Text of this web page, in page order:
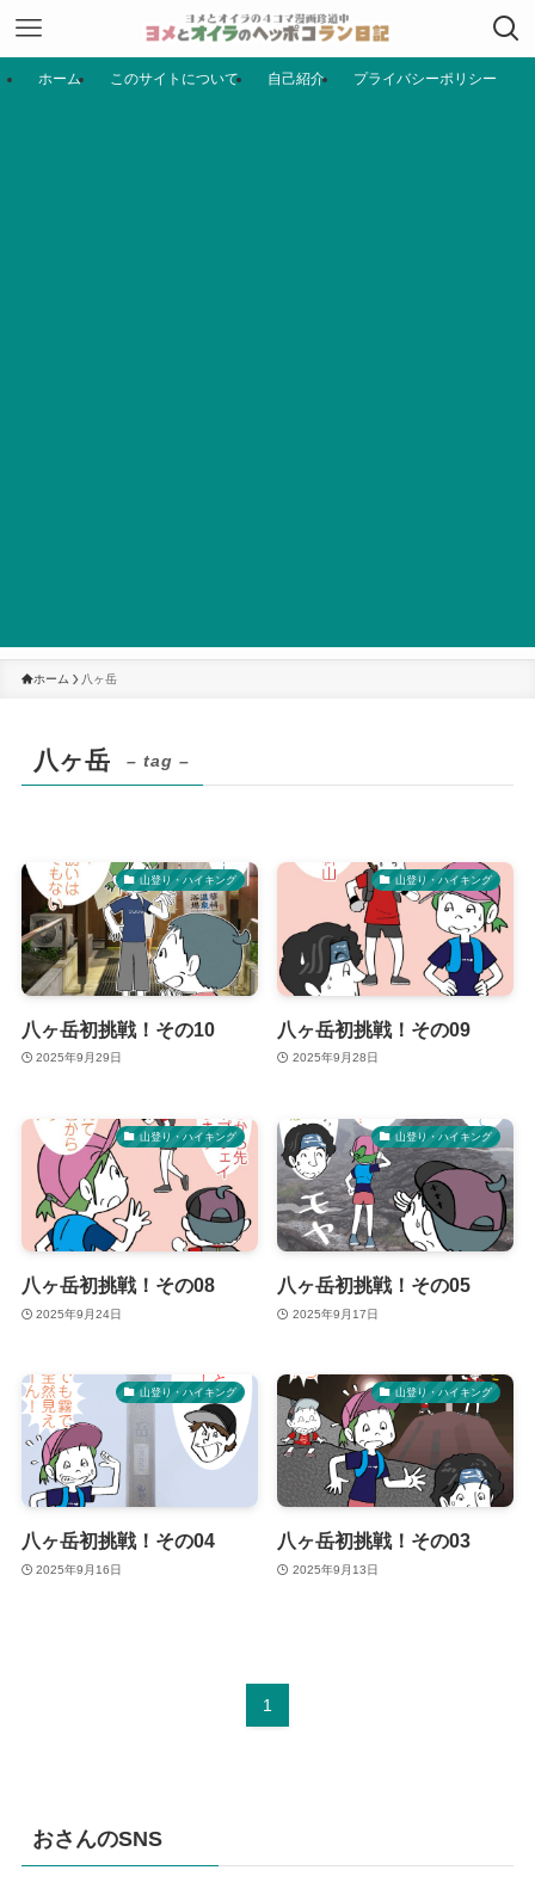
ホーム このサイトについて 自己紹介 プライバシーポリシー
ホーム 八ヶ岳
八ヶ岳 – tag –
山登り・ハイキング
八ヶ岳初挑戦！その10
2025年9月29日
山登り・ハイキング
八ヶ岳初挑戦！その09
2025年9月28日
山登り・ハイキング
八ヶ岳初挑戦！その08
2025年9月24日
山登り・ハイキング
八ヶ岳初挑戦！その05
2025年9月17日
山登り・ハイキング
八ヶ岳初挑戦！その04
2025年9月16日
山登り・ハイキング
八ヶ岳初挑戦！その03
2025年9月13日
1
おさんのSNS